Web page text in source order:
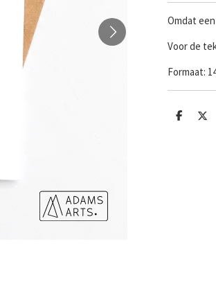
Omdat een
Voor de
Formaat:
D
D